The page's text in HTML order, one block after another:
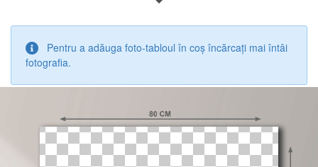
Pentru a adăuga foto-tabloul în coș încărcați mai întâi
fotografia.